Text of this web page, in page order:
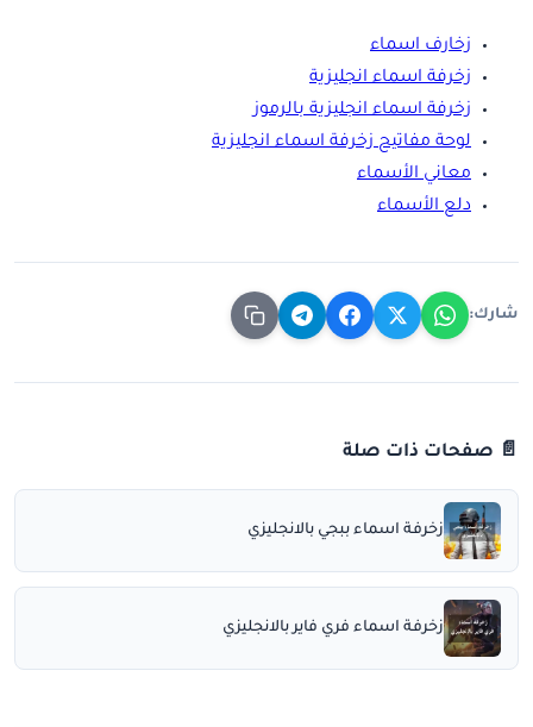
زخارف اسماء
زخرفة اسماء انجليزية
زخرفة اسماء انجليزية بالرموز
لوحة مفاتيح زخرفة اسماء انجليزية
معاني الأسماء
دلع الأسماء
شارك:
📄 صفحات ذات صلة
زخرفة اسماء ببجي بالانجليزي
زخرفة اسماء فري فاير بالانجليزي